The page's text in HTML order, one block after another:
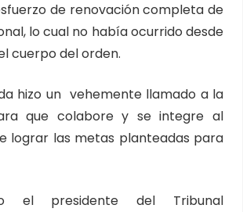
de renovación completa de
lo cual no había ocurrido desde
cuerpo del orden.
hizo un vehemente llamado a la
que colabore y se integre al
lograr las metas planteadas para
el presidente del Tribunal